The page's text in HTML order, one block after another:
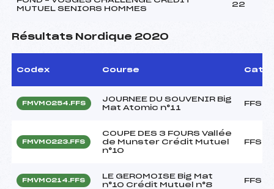
MUTUEL SENIORS HOMMES
22
Résultats Nordique 2020
Codex Course Cat.
FMVM0254.FFS
JOURNEE DU SOUVENIR Big
Mat Atomic n°11
FFS
FMVM0223.FFS
COUPE DES 3 FOURS Vallée
de Munster Crédit Mutuel
n°10
FFS
FMVM0214.FFS
LE GEROMOISE Big Mat
n°10 Crédit Mutuel n°8
FFS